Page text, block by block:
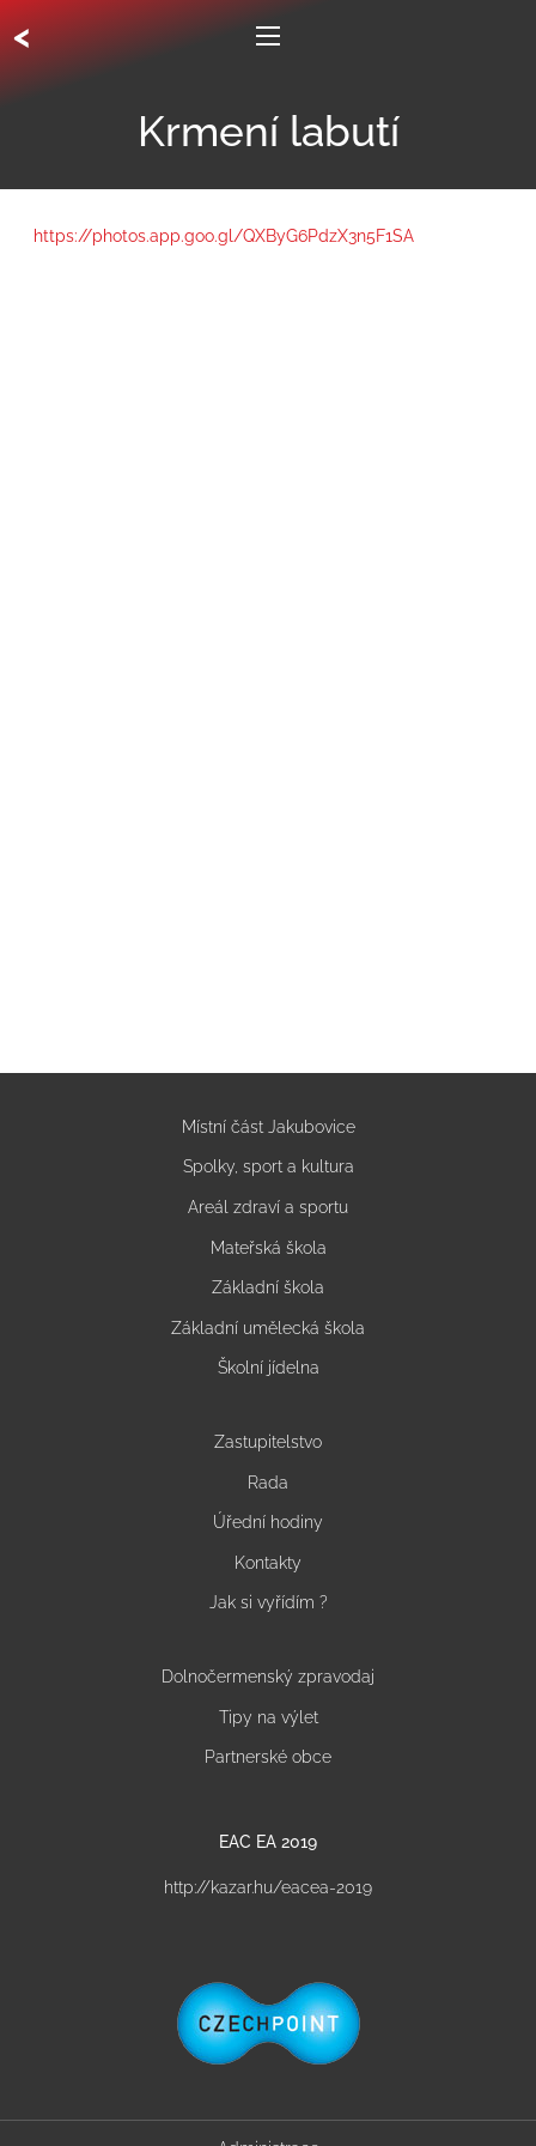
<
Krmení labutí
https://photos.app.goo.gl/QXByG6PdzX3n5F1SA
Místní část Jakubovice
Spolky, sport a kultura
Areál zdraví a sportu
Mateřská škola
Základní škola
Základní umělecká škola
Školní jídelna
Zastupitelstvo
Rada
Úřední hodiny
Kontakty
Jak si vyřídím ?
Dolnočermenský zpravodaj
Tipy na výlet
Partnerské obce
EAC EA 2019
http://kazar.hu/eacea-2019